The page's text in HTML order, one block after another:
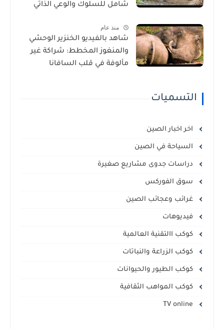
شامل للسلوك والوعي الذاتي
منذ عام
شاهد بالفيديو الخنزير الوحشي
والمنغوز المخطط: شراكة غير
مألوفة في قلب السافانا
التسميات
اخر اخبار الصين
السياحة في الصين
دراسات جدوى مشاريع صغيرة
سوق الفوركس
غرائب وعجائب الصين
فيديوهات
كوكب االتقنية العالمية
كوكب الزراعة والنباتات
كوكب الطيور والحيوانات
كوكب المواهب الثقافية